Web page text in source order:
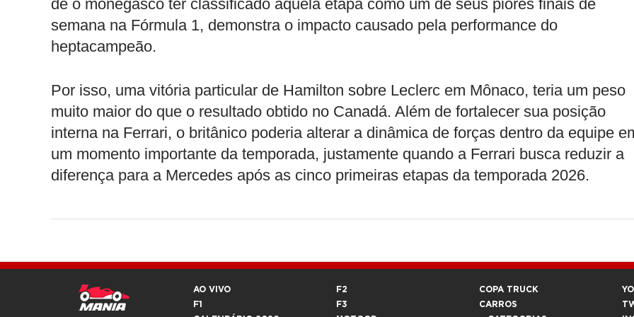
de o monegasco ter classificado aquela etapa como um de seus piores finais de
semana na Fórmula 1, demonstra o impacto causado pela performance do
heptacampeão.
Por isso, uma vitória particular de Hamilton sobre Leclerc em Mônaco, teria um peso
muito maior do que o resultado obtido no Canadá. Além de fortalecer sua posição
interna na Ferrari, o britânico poderia alterar a dinâmica de forças dentro da equipe
um momento importante da temporada, justamente quando a Ferrari busca reduzir a
diferença para a Mercedes após as cinco primeiras etapas da temporada 2026.
AO VIVO
F1
F2
F3
COPA TRUCK
CARROS